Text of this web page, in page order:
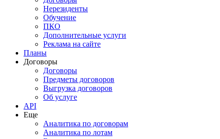
Нерезиденты
Обучение
ПКО
Дополнительные услуги
Реклама на сайте
Планы
Договоры
Договоры
Предметы договоров
Выгрузка договоров
Об услуге
API
Еще
Аналитика по договорам
Аналитика по лотам